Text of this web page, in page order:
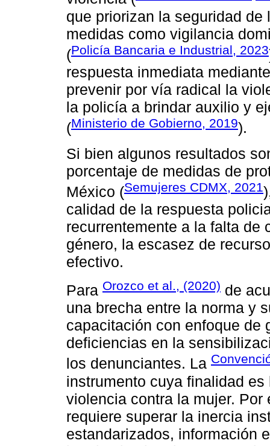
que priorizan la seguridad
medidas como vigilancia
(Policía Bancaria e Industrial, 2023
respuesta inmediata
prevenir por vía radical la
la policía a brindar auxilio y
(Ministerio de Gobierno, 2019).
Si bien algunos resultados
porcentaje de medidas de
México (Semujeres CDMX, 2021
calidad de la respuesta
recurrentemente a la falta de
género, la escasez de
efectivo.
Para Orozco et al., (2020) de
una brecha entre la norma y
capacitación con enfoque de
deficiencias en la
los denunciantes. La
instrumento cuya finalidad
violencia contra la mujer.
requiere superar la inercia
estandarizados, información